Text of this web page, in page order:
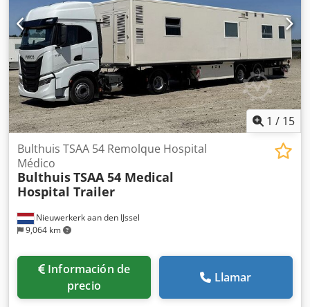
1 / 15
Nieuwerkerk aan den IJssel
9,064 km
Bulthuis TSAA 54 Remolque Hospital
Médico
BulthuisTSAA 54 Medical
Hospital Trailer
Información de
precio
Llamar